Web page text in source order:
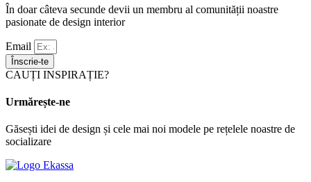
În doar câteva secunde devii un membru al comunității noastre
pasionate de design interior
Email
Înscrie-te
CAUȚI INSPIRAȚIE?
Urmărește-ne
Găsești idei de design și cele mai noi modele pe rețelele noastre de
socializare